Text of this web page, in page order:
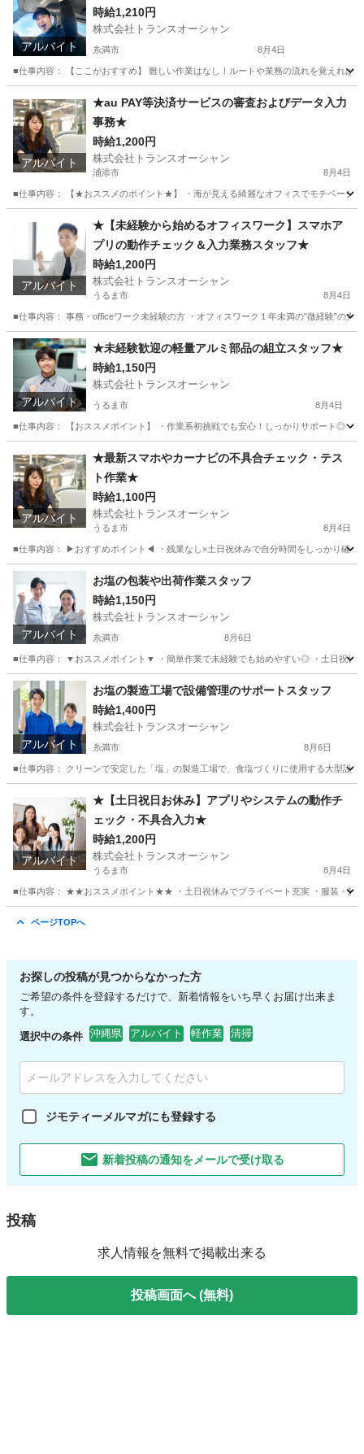
アルバイト
時給1,210円
株式会社トランスオーシャン
糸満市 8月4日
■仕事内容： 【ここがおすすめ】 難しい作業はなし！ルートや業務の流れを覚えれ
スタッフ
アルバイト
★au PAY等決済サービスの審査およびデータ入力
事務★
時給1,200円
株式会社トランスオーシャン
浦添市 8月4日
■仕事内容： 【★おススメのポイント★】 ・海が見える綺麗なオフィスでモチベーシ
その他 立体駐車場
アルバイト
★【未経験から始めるオフィスワーク】スマホア
プリの動作チェック＆入力業務スタッフ★
時給1,200円
株式会社トランスオーシャン
うるま市 8月4日
■仕事内容： 事務・officeワーク未経験の方 ・オフィスワーク１年未満の”微経験”の
沖縄 うるま市 その他 スタッフ
アルバイト
★未経験歓迎の軽量アルミ部品の組立スタッフ★
時給1,150円
株式会社トランスオーシャン
うるま市 8月4日
■仕事内容： 【おススメポイント】 ・作業系初挑戦でも安心！しっかりサポート◎
工場 スタッフ
アルバイト
★最新スマホやカーナビの不具合チェック・テス
ト作業★
時給1,100円
株式会社トランスオーシャン
うるま市 8月4日
■仕事内容： ▶おすすめポイント◀ ・残業なし×土日祝休みで自分時間をしっかり確保
沖縄 うるま市 その他 スタッフ
アルバイト
お塩の包装や出荷作業スタッフ
時給1,150円
株式会社トランスオーシャン
糸満市 8月6日
■仕事内容： ▼おススメポイント▼ ・簡単作業で未経験でも始めやすい◎ ・土日祝
沖縄 糸満市 軽作業 スタッフ
アルバイト
お塩の製造工場で設備管理のサポートスタッフ
時給1,400円
株式会社トランスオーシャン
糸満市 8月6日
■仕事内容： クリーンで安定した「塩」の製造工場で、食塩づくりに使用する大型設
軽作業 製造工場
アルバイト
★【土日祝日お休み】アプリやシステムの動作チ
ェック・不具合入力★
時給1,200円
株式会社トランスオーシャン
うるま市 8月4日
■仕事内容： ★★おススメポイント★★ ・土日祝休みでプライベート充実 ・服装・髪
ページTOPへ
お探しの投稿が見つからなかった方
ご希望の条件を登録するだけで、新着情報をいち早くお届け出来ま
す。
選択中の条件 沖縄県 アルバイト 軽作業 清掃
ジモティーメルマガにも登録する
新着投稿の通知をメールで受け取る
投稿
求人情報を無料で掲載出来る
投稿画面へ (無料)